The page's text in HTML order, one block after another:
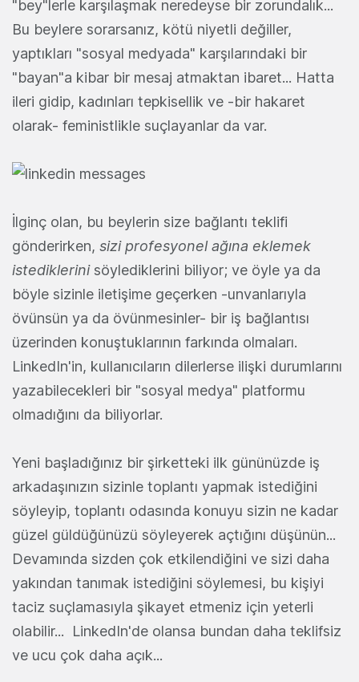
"bey"lerle karşılaşmak neredeyse bir zorundalık...
Bu beylere sorarsanız, kötü niyetli değiller,
yaptıkları "sosyal medyada" karşılarındaki bir
"bayan"a kibar bir mesaj atmaktan ibaret... Hatta
ileri gidip, kadınları tepkisellik ve -bir hakaret
olarak- feministlikle suçlayanlar da var.
İlginç olan, bu beylerin size bağlantı teklifi
gönderirken, sizi profesyonel ağına eklemek
istediklerinisöylediklerini biliyor; ve öyle ya da
böyle sizinle iletişime geçerken -unvanlarıyla
övünsün ya da övünmesinler- bir iş bağlantısı
üzerinden konuştuklarının farkında olmaları.
LinkedIn'in, kullanıcıların dilerlerse ilişki durumlarını
yazabilecekleri bir "sosyal medya" platformu
olmadığını da biliyorlar.
Yeni başladığınız bir şirketteki ilk gününüzde iş
arkadaşınızın sizinle toplantı yapmak istediğini
söyleyip, toplantı odasında konuyu sizin ne kadar
güzel güldüğünüzü söyleyerek açtığını düşünün...
Devamında sizden çok etkilendiğini ve sizi daha
yakından tanımak istediğini söylemesi, bu kişiyi
taciz suçlamasıyla şikayet etmeniz için yeterli
olabilir... LinkedIn'de olansa bundan daha teklifsiz
ve ucu çok daha açık...